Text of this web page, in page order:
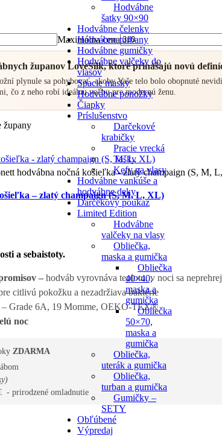
Hodvábne
šatky 90×90
Hodvábne čelenky
Hodvábne turbany
Hodvábne gumičky
Hodvábne valčeky do
vlasov
Spacie masky
Hodvábne ponožky
Čiapky
Príslušenstvo
Darčekové
krabičky
Pracie vrecká
Tašky
Kefy na vlasy
Hodvábne vankúše a
hodvábne deky
Darčekový poukaz
Limited Edition
Hodvábne
valčeky na vlasy
Obliečka,
maska a gumička
Obliečka
40×40,
maska a
gumička
Obliečka
50×70,
maska a
gumička
Obliečka,
uterák a gumička
Obliečka,
turban a gumička
Gumičky –
SETY
Obľúbené
Výpredaj
Maximálna cena
županov LoveSilk, ktoré prinášajú novú
plynule sa pohybovať, akoby Vaše telo bolo obopnuté
čo z neho robí ideálnu voľbu pre modernú ženu.
župany
– zlatý champaign (S, M, L, XL)
a sebaistoty.
– hodváb vyrovnáva teplotu, v noci sa
citlivú pokožku a nezadržiava baktérie
– Grade 6A, 19 Momme, OEKO-TEX®
noc
ZDARMA
- prirodzené omladnutie